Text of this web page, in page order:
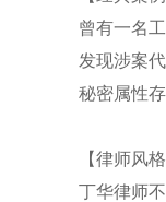
曾有一名
发现涉案
秘密属性
【律师风格
丁华律师